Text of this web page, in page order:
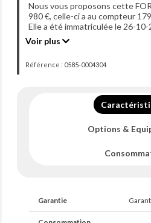
Nous vous proposons cette
980 €, celle-ci a au compteur
Elle a été immatriculée le 26-
puissance de 155ch din.
Voir plus
Référence : 0585-0004304
Options &
Garantie